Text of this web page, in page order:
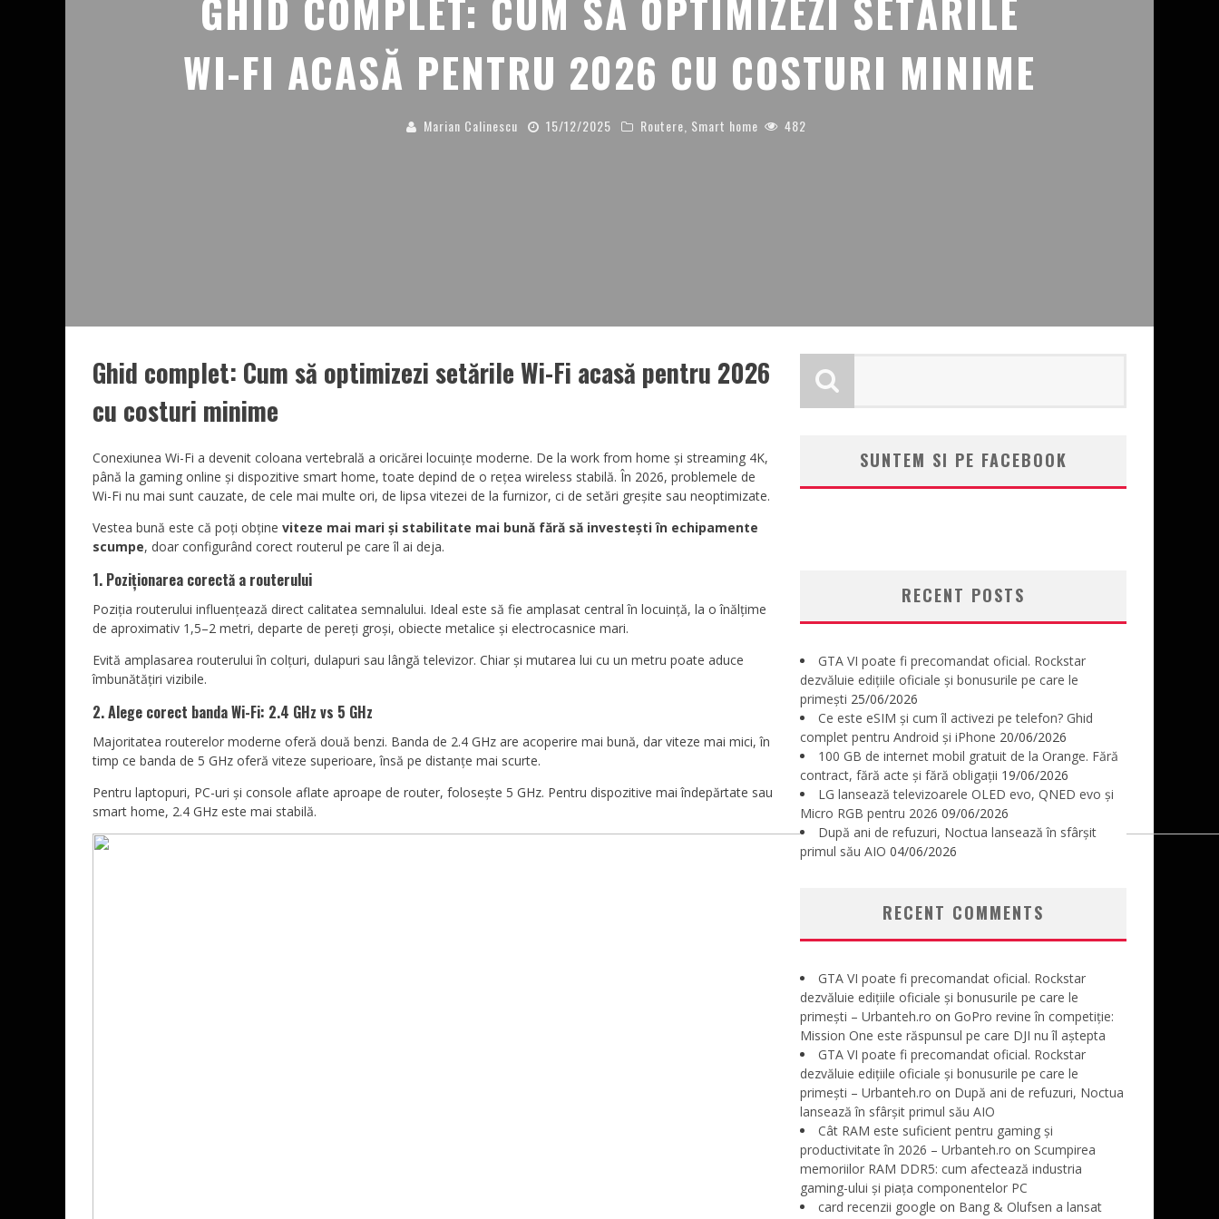
GHID COMPLET: CUM SĂ OPTIMIZEZI SETĂRILE
WI-FI ACASĂ PENTRU 2026 CU COSTURI MINIME
Marian Calinescu 15/12/2025 Routere Smart home 482
Ghid complet: Cum să optimizezi setările Wi-Fi acasă pentru 2026
cu costuri minime
Conexiunea Wi-Fi a devenit coloana vertebrală a oricărei locuințe moderne. De la work from home și streaming 4K,
până la gaming online și dispozitive smart home, toate depind de o rețea wireless stabilă. În 2026, problemele de
Wi-Fi nu mai sunt cauzate, de cele mai multe ori, de lipsa vitezei de la furnizor, ci de setări greșite sau neoptimizate.
Vestea bună este că poți obține viteze mai mari și stabilitate mai bună fără să investești în echipamente
scumpe, doar configurând corect routerul pe care îl ai deja.
1. Poziționarea corectă a routerului
Poziția routerului influențează direct calitatea semnalului. Ideal este să fie amplasat central în locuință, la o înălțime
de aproximativ 1,5–2 metri, departe de pereți groși, obiecte metalice și electrocasnice mari.
Evită amplasarea routerului în colțuri, dulapuri sau lângă televizor. Chiar și mutarea lui cu un metru poate aduce
îmbunătățiri vizibile.
2. Alege corect banda Wi-Fi: 2.4 GHz vs 5 GHz
Majoritatea routerelor moderne oferă două benzi. Banda de 2.4 GHz are acoperire mai bună, dar viteze mai mici, în
timp ce banda de 5 GHz oferă viteze superioare, însă pe distanțe mai scurte.
Pentru laptopuri, PC-uri și console aflate aproape de router, folosește 5 GHz. Pentru dispozitive mai îndepărtate sau
smart home, 2.4 GHz este mai stabilă.
SUNTEM SI PE FACEBOOK
RECENT POSTS
GTA VI poate fi precomandat oficial. Rockstar
dezvăluie edițiile oficiale și bonusurile pe care le
primești 25/06/2026
Ce este eSIM și cum îl activezi pe telefon? Ghid
complet pentru Android și iPhone 20/06/2026
100 GB de internet mobil gratuit de la Orange. Fără
contract, fără acte și fără obligații 19/06/2026
LG lansează televizoarele OLED evo, QNED evo și
Micro RGB pentru 2026 09/06/2026
După ani de refuzuri, Noctua lansează în sfârșit
primul său AIO 04/06/2026
RECENT COMMENTS
GTA VI poate fi precomandat oficial. Rockstar
dezvăluie edițiile oficiale și bonusurile pe care le
primești – Urbanteh.ro on GoPro revine în competiție:
Mission One este răspunsul pe care DJI nu îl aștepta
GTA VI poate fi precomandat oficial. Rockstar
dezvăluie edițiile oficiale și bonusurile pe care le
primești – Urbanteh.ro on După ani de refuzuri, Noctua
lansează în sfârșit primul său AIO
Cât RAM este suficient pentru gaming și
productivitate în 2026 – Urbanteh.ro on Scumpirea
memoriilor RAM DDR5: cum afectează industria
gaming-ului și piața componentelor PC
card recenzii google on Bang & Olufsen a lansat